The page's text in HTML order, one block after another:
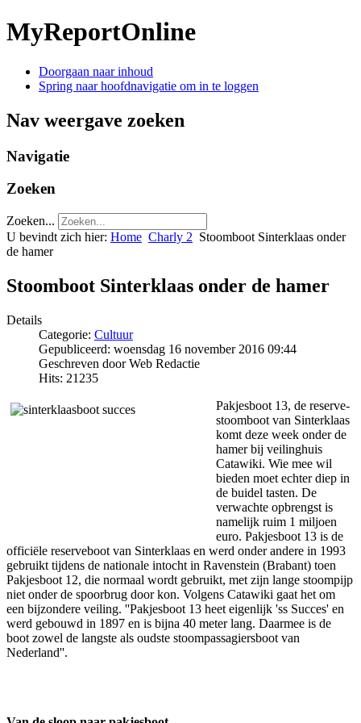
MyReportOnline
Doorgaan naar inhoud
Spring naar hoofdnavigatie om in te loggen
Nav weergave zoeken
Navigatie
Zoeken
Zoeken...
U bevindt zich hier: Home Charly 2 Stoomboot Sinterklaas onder
de hamer
Stoomboot Sinterklaas onder de hamer
Details
Categorie: Cultuur
Gepubliceerd: woensdag 16 november 2016 09:44
Geschreven door Web Redactie
Hits: 21235
Pakjesboot 13, de reserve-
stoomboot van Sinterklaas
komt deze week onder de
hamer bij veilinghuis
Catawiki. Wie mee wil
bieden moet echter diep in
de buidel tasten. De
verwachte opbrengst is
namelijk ruim 1 miljoen
euro. Pakjesboot 13 is de
officiële reserveboot van Sinterklaas en werd onder andere in 1993
gebruikt tijdens de nationale intocht in Ravenstein (Brabant) toen
Pakjesboot 12, die normaal wordt gebruikt, met zijn lange stoompijp
niet onder de spoorbrug door kon. Volgens Catawiki gaat het om
een bijzondere veiling. ''Pakjesboot 13 heet eigenlijk 'ss Succes' en
werd gebouwd in 1897 en is bijna 40 meter lang. Daarmee is de
boot zowel de langste als oudste stoompassagiersboot van
Nederland''.